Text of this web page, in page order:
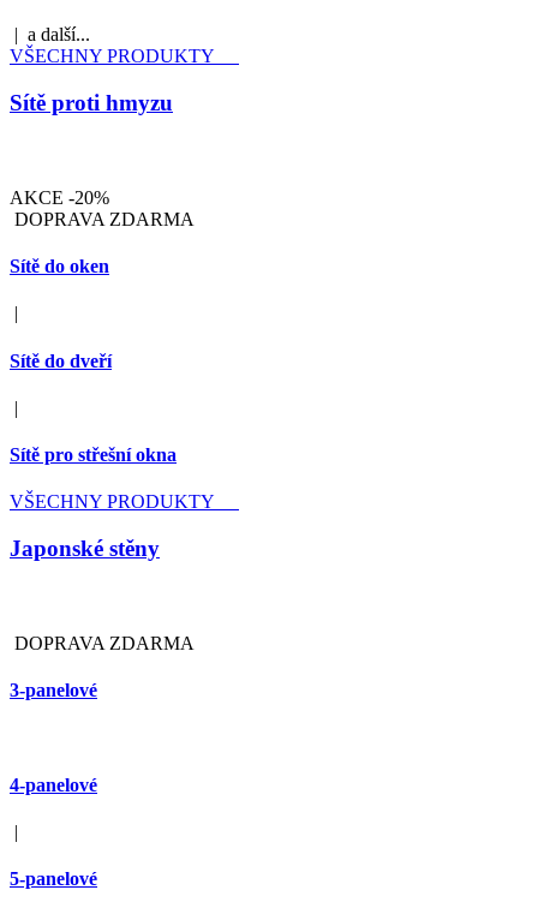
| a další...
VŠECHNY PRODUKTY
Sítě proti hmyzu
AKCE -20%
DOPRAVA ZDARMA
Sítě do oken
|
Sítě do dveří
|
Sítě pro střešní okna
VŠECHNY PRODUKTY
Japonské stěny
DOPRAVA ZDARMA
3-panelové
4-panelové
|
5-panelové